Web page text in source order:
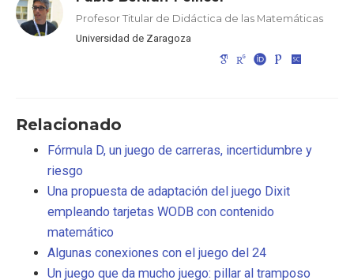
Profesor Titular de Didáctica de las Matemáticas
Universidad de Zaragoza
Relacionado
Fórmula D, un juego de carreras, incertidumbre y
riesgo
Una propuesta de adaptación del juego Dixit
empleando tarjetas WODB con contenido
matemático
Algunas conexiones con el juego del 24
Un juego que da mucho juego: pillar al tramposo